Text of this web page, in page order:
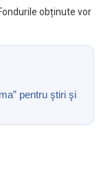
obținute vor
pentru ştiri şi